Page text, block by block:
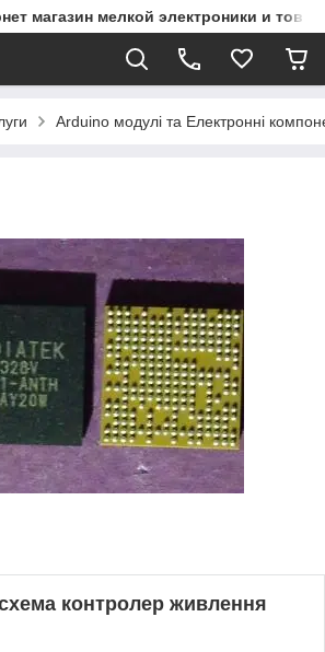
магазин мелкой электроники и
Arduino модулі та Електронні
контролер живлення